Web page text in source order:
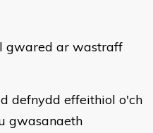
gwared ar wastraff
defnydd effeithiol o'ch
gwasanaeth